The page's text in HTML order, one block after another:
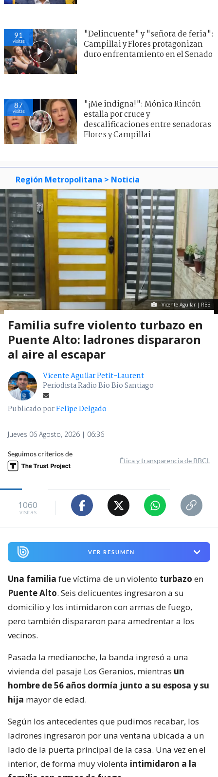
91
visitas
"Delincuente" y "señora de feria":
Campillai y Flores protagonizan
duro enfrentamiento en el Senado
87
visitas
"¡Me indigna!": Mónica Rincón
estalla por cruce y
descalificaciones entre senadoras
Flores y Campillai
Región Metropolitana > Noticia
Vicente Aguilar | RBB
Familia sufre violento turbazo en
Puente Alto: ladrones dispararon
al aire al escapar
Vicente Aguilar Petit-Laurent
Periodista Radio Bío Bío Santiago
Publicado porFelipe Delgado
Jueves 06 Agosto, 2026 | 06:36
Seguimos criterios de
Ética y transparencia de BBCL
1060
visitas
VER RESUMEN
Una familia fue víctima de un violento turbazo en
Puente Alto. Seis delicuentes ingresaron a su
domicilio y los intimidaron con armas de fuego,
pero también dispararon para amedrentar a los
vecinos.
Pasada la medianoche, la banda ingresó a una
vivienda del pasaje Los Geranios, mientras un
hombre de 56 años dormía junto a su esposa y su
hija mayor de edad.
Según los antecedentes que pudimos recabar, los
ladrones ingresaron por una ventana ubicada a un
lado de la puerta principal de la casa. Una vez en el
interior, de forma muy violenta intimidaron a la